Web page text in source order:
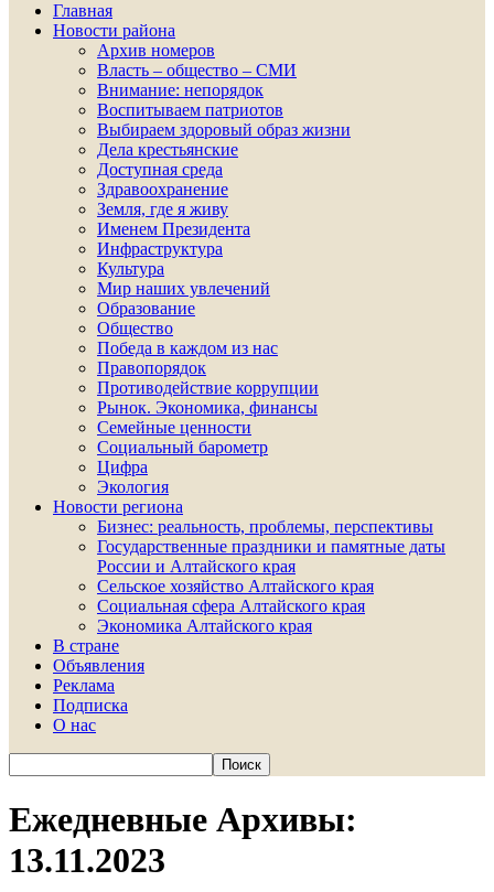
Главная
Новости района
Архив номеров
Власть – общество – СМИ
Внимание: непорядок
Воспитываем патриотов
Выбираем здоровый образ жизни
Дела крестьянские
Доступная среда
Здравоохранение
Земля, где я живу
Именем Президента
Инфраструктура
Культура
Мир наших увлечений
Образование
Общество
Победа в каждом из нас
Правопорядок
Противодействие коррупции
Рынок. Экономика, финансы
Семейные ценности
Социальный барометр
Цифра
Экология
Новости региона
Бизнес: реальность, проблемы, перспективы
Государственные праздники и памятные даты
России и Алтайского края
Сельское хозяйство Алтайского края
Социальная сфера Алтайского края
Экономика Алтайского края
В стране
Объявления
Реклама
Подписка
О нас
Ежедневные Архивы:
13.11.2023